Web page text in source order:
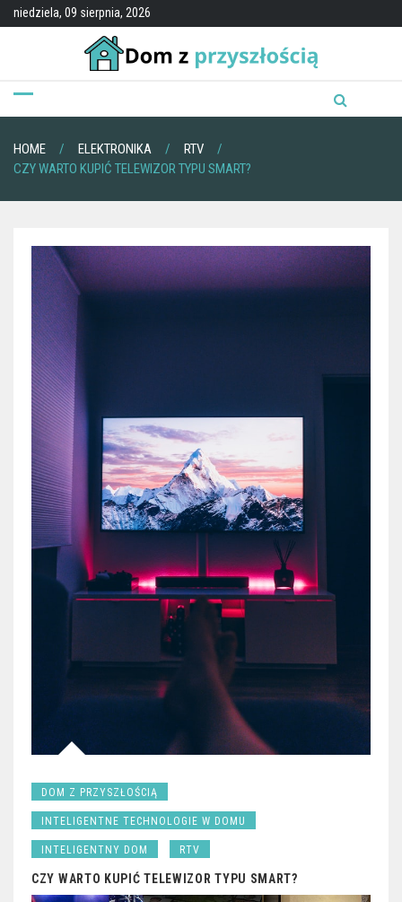
niedziela, 09 sierpnia, 2026
HOME ELEKTRONIKA
RTV
CZY WARTO KUPIĆ TELEWIZOR TYPU SMART?
DOM Z PRZYSZŁOŚCIĄ
INTELIGENTNE TECHNOLOGIE W DOMU
INTELIGENTNY DOM RTV
CZY WARTO KUPIĆ TELEWIZOR TYPU SMART?